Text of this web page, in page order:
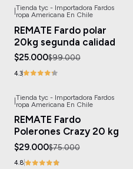
-75%OFF
Tienda tyc - Importadora Fardos
ropa Americana En Chile
REMATE Fardo polar
20kg segunda calidad
$25.000$99.000
4.3
-61%OFF
Tienda tyc - Importadora Fardos
ropa Americana En Chile
REMATE Fardo
Polerones Crazy 20 kg
$29.000$75.000
4.8